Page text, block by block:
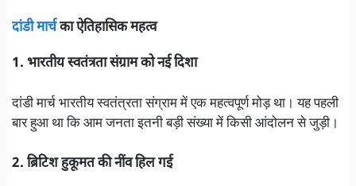
दांडी मार्चका ऐतिहासिक महत्व
1. भारतीय स्वतंत्रता संग्राम को नई दिशा
दांडी मार्च भारतीय स्वतंत्रता संग्राम में एक महत्वपूर्ण मोड़ था। यह पहली
बार हुआ था कि आम जनता इतनी बड़ी संख्या में किसी आंदोलन से जुड़ी।
2. ब्रिटिश हुकूमत की नींव हिल गई